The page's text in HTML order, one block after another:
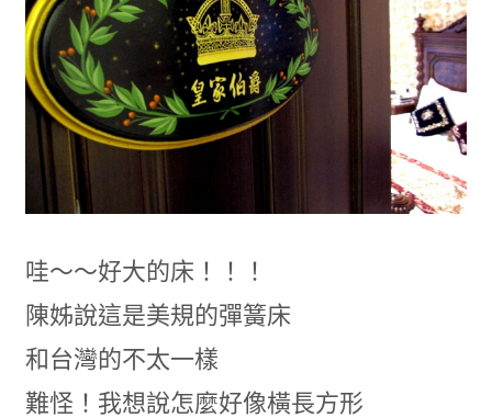
哇～～好大的床！！！
陳姊說這是美規的彈簧床
和台灣的不太一樣
難怪！我想說怎麼好像橫長方形